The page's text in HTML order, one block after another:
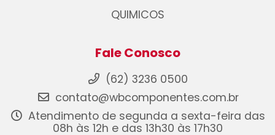
QUIMICOS
Fale Conosco
(62) 3236 0500
contato@wbcomponentes.com.br
Atendimento de segunda a sexta-feira das
08h às 12h e das 13h30 às 17h30